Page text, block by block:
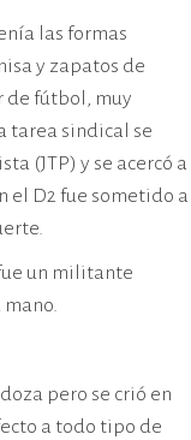
las formas
y zapatos de
de fútbol, muy
tarea sindical se
(JTP) y se acercó a
el D2 fue sometido a
un militante
pero se crió en
a todo tipo de